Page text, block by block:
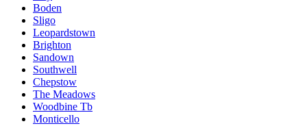
Boden
Sligo
Leopardstown
Brighton
Sandown
Southwell
Chepstow
The Meadows
Woodbine Tb
Monticello